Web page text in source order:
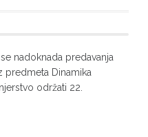
nadoknada predavanja
predmeta Dinamika
održati 22.